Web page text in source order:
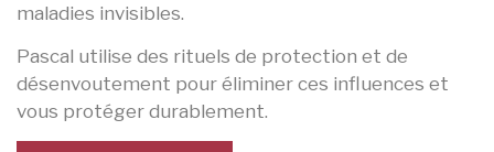
maladies invisibles.
Pascal utilise des rituels de protection et de
désenvoutement pour éliminer ces influences et
vous protéger durablement.